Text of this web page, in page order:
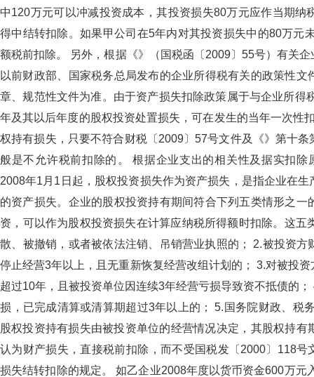
中120万元可以冲减投资成本，其投资损失80万元应作当期纳
得中结转扣除。如果甲公司在5年内对其投资损失中的80万元
额税前扣除。 另外，根据《》（国税函〔2009〕55号）有关
以前财政部、国家税务总局发布的企业所得税有关的政策性
章、规范性文件为准。由于资产损失扣除政策属于与企业
年及其以后年度的股权投资处置损失，可在发生的当年一次性
权持有损失，只要不符合财税〔2009〕57号文件及《》第十
般是不允许税前扣除的。 根据企业支出的相关性及据实扣除
2008年1月1日起，股权投资损失作为资产损失，是指企业在
的资产损失。企业的股权投资持有期间符合下列五类情形之
资，可以作为股权投资损失在计算应纳税所得额时扣除。这五类
散、被撤销，或者被依法注销、吊销营业执照的； 2.被投
停止经营3年以上，且无重新恢复经营改组计划的； 3.对被投
超过10年，且被投资单位因连续3年经营亏损导致资不抵债的
损，已完成清算或清算期超过3年以上的； 5.国务院财政、
股权投资持有损失由被投资单位的经营情况决定，其股权持
认为财产损失，直接税前扣除，而不受国税发〔2000〕
损失结转扣除的规定。 如乙企业2008年度以货币资金600万元